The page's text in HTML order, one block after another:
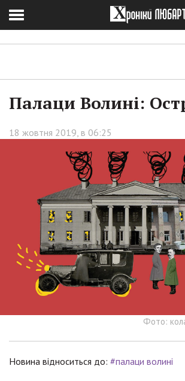
Палаци Волині:
18 жовтня 2019, в 06:25
Фото:
Новина відноситься до: #палаци волині